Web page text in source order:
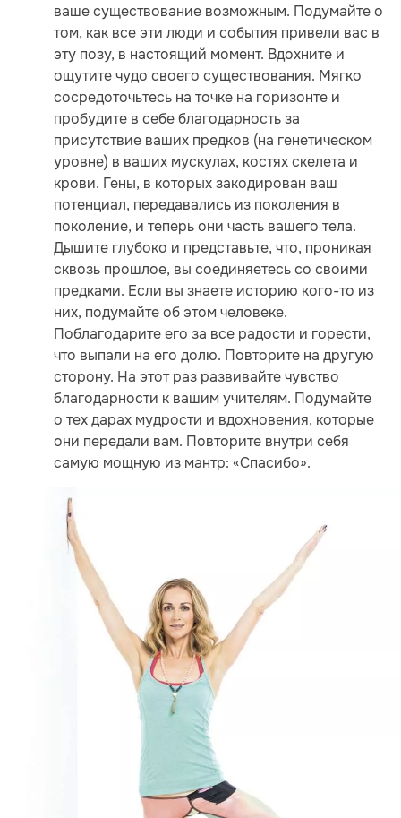
ваше существование возможным. Подумайте о
том, как все эти люди и события привели вас в
эту позу, в настоящий момент. Вдохните и
ощутите чудо своего существования. Мягко
сосредоточьтесь на точке на горизонте и
пробудите в себе благодарность за
присутствие ваших предков (на генетическом
уровне) в ваших мускулах, костях скелета и
крови. Гены, в которых закодирован ваш
потенциал, передавались из поколения в
поколение, и теперь они часть вашего тела.
Дышите глубоко и представьте, что, проникая
сквозь прошлое, вы соединяетесь со своими
предками. Если вы знаете историю кого-то из
них, подумайте об этом человеке.
Поблагодарите его за все радости и горести,
что выпали на его долю. Повторите на другую
сторону. На этот раз развивайте чувство
благодарности к вашим учителям. Подумайте
о тех дарах мудрости и вдохновения, которые
они передали вам. Повторите внутри себя
самую мощную из мантр: «Спасибо».